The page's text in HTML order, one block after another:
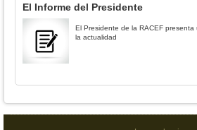
El Informe del Presidente
El Presidente de la RACEF
la actualidad